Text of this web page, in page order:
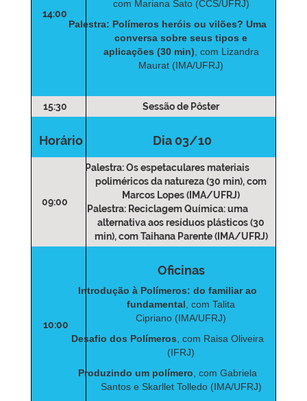
14:00
com Mariana Sato (CCS/UFRJ)
Palestra: Polímeros heróis ou vilões? Uma
conversa sobre seus tipos e
aplicações (30 min) , com Lizandra
Maurat (IMA/UFRJ)
15:30 Sessão de Pôster
Horário Dia 03/10
09:00
Palestra: Os espetaculares materiais
poliméricos da natureza (30 min), com
Marcos Lopes (IMA/UFRJ)
Palestra: Reciclagem Química: uma
alternativa aos resíduos plásticos (30
min), com Taihana Parente (IMA/UFRJ)
10:00
Oficinas
Introdução à Polímeros: do familiar ao
fundamental , com Talita
Cipriano (IMA/UFRJ)
Desafio dos Polímeros , com Raisa Oliveira
(IFRJ)
Produzindo um polímero , com Gabriela
Santos e Skarllet Tolledo (IMA/UFRJ)